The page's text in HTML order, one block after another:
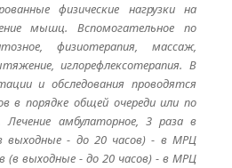
физические нагрузки на
мышц. Вспомогательное по
физиотерапия, массаж,
иглорефлексотерапия. В
и обследования проводятся
в порядке общей очереди или по
Лечение амбулаторное, 3 раза в
выходные - до 20 часов) - в МРЦ
(в выходные - до 20 часов) - в МРЦ